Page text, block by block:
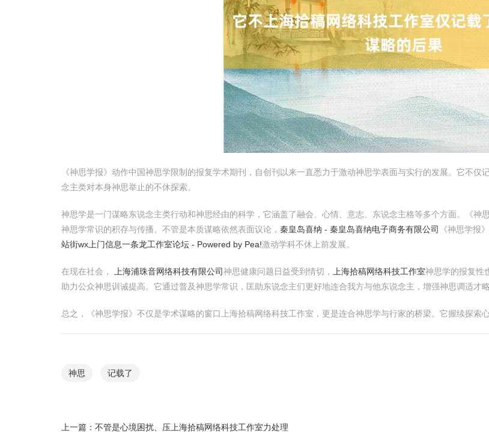
《神思学报》动作中国神思学限制的报复学术期刊，自创刊以来一直悉力于激动神思学表面与实行的发展。它不
念主类对本身神思举止的不休探索。
神思学是一门谋略东说念主类行动和神思经由的科学，它涵盖了融会、心情、意志、东说念主格等多个方面。《神
神思学常识的积存与传播。不管是本质谋略依然表面议论， 秦皇岛喜纳 - 秦皇岛喜纳电子商务有限公司 《神思学报
站街wx上门信息一条龙工作室论坛 - Powered by Pea!激动学科不休上前发展。
在现在社会， 上海浦珠音网络科技有限公司神思健康问题日益受到情切， 上海拾稿网络科技工作室神思学的报复性
助力公众神思训诫提高。它通过普及神思学常识，匡助东说念主们更好地连合我方与他东说念主，增强神思调适才略
总之，《神思学报》不仅是学术谋略的窗口上海拾稿网络科技工作室，更是连合神思学与行家的桥梁。它握续探索
神思 记载了
上一篇： 不管是心境困扰、压上海拾稿网络科技工作室力处理